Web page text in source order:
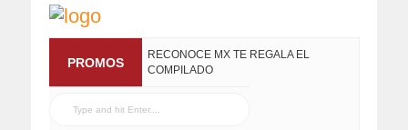
PROMOS
RECONOCE MX TE REGALA EL
COMPILADO